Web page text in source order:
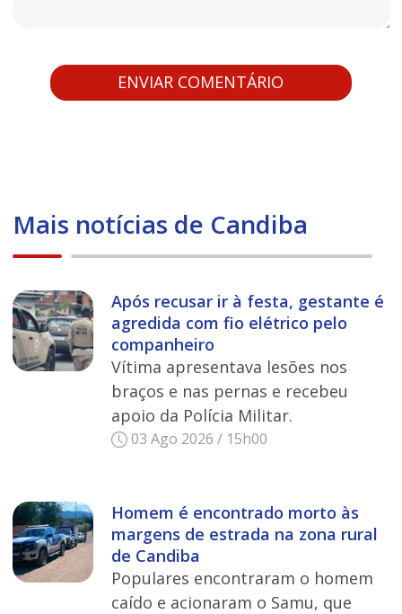
Mais notícias de Candiba
Após recusar ir à festa, gestante é
agredida com fio elétrico pelo
companheiro
Vítima apresentava lesões nos
braços e nas pernas e recebeu
apoio da Polícia Militar.
03 Ago 2026 / 15h00
Homem é encontrado morto às
margens de estrada na zona rural
de Candiba
Populares encontraram o homem
caído e acionaram o Samu, que